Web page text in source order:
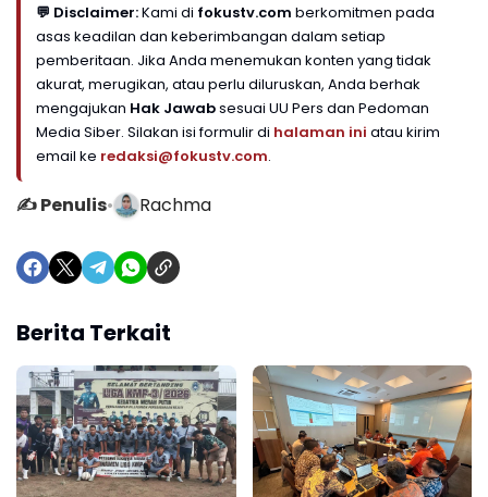
💬 Disclaimer:Kami di fokustv.com berkomitmen pada
asas keadilan dan keberimbangan dalam setiap
pemberitaan. Jika Anda menemukan konten yang tidak
akurat, merugikan, atau perlu diluruskan, Anda berhak
mengajukan Hak Jawabsesuai UU Pers dan Pedoman
Media Siber. Silakan isi formulir di halaman ini atau kirim
email ke redaksi@fokustv.com.
✍️ Penulis• Rachma
Berita Terkait